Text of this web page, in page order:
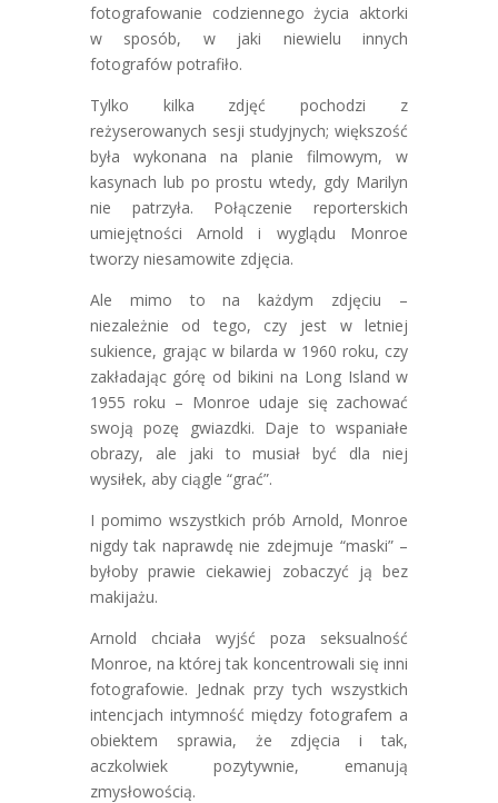
fotografowanie codziennego życia aktorki
w sposób, w jaki niewielu innych
fotografów potrafiło.
Tylko kilka zdjęć pochodzi z
reżyserowanych sesji studyjnych; większość
była wykonana na planie filmowym, w
kasynach lub po prostu wtedy, gdy Marilyn
nie patrzyła. Połączenie reporterskich
umiejętności Arnold i wyglądu Monroe
tworzy niesamowite zdjęcia.
Ale mimo to na każdym zdjęciu –
niezależnie od tego, czy jest w letniej
sukience, grając w bilarda w 1960 roku, czy
zakładając górę od bikini na Long Island w
1955 roku – Monroe udaje się zachować
swoją pozę gwiazdki. Daje to wspaniałe
obrazy, ale jaki to musiał być dla niej
wysiłek, aby ciągle “grać”.
I pomimo wszystkich prób Arnold, Monroe
nigdy tak naprawdę nie zdejmuje “maski” –
byłoby prawie ciekawiej zobaczyć ją bez
makijażu.
Arnold chciała wyjść poza seksualność
Monroe, na której tak koncentrowali się inni
fotografowie. Jednak przy tych wszystkich
intencjach intymność między fotografem a
obiektem sprawia, że zdjęcia i tak,
aczkolwiek pozytywnie, emanują
zmysłowością.